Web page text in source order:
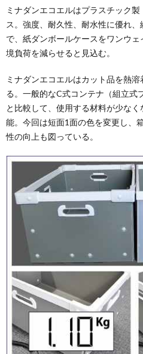
ミナダンエコエルはプラスチック
ス。強度、耐久性、耐水性に優れ
で、紙ダンボールケースをワンウ
境負荷を減らせると見込む。
ミナダンエコエルはカット品を熱
る。一般的なC式コンテナ（組立式
と比較して、使用する材料が少な
能。今回は短面1面の色を変更し、
性の向上も図っている。